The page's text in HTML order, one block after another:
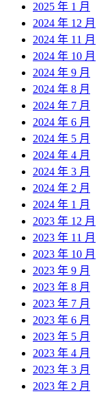
2025 年 1 月
2024 年 12 月
2024 年 11 月
2024 年 10 月
2024 年 9 月
2024 年 8 月
2024 年 7 月
2024 年 6 月
2024 年 5 月
2024 年 4 月
2024 年 3 月
2024 年 2 月
2024 年 1 月
2023 年 12 月
2023 年 11 月
2023 年 10 月
2023 年 9 月
2023 年 8 月
2023 年 7 月
2023 年 6 月
2023 年 5 月
2023 年 4 月
2023 年 3 月
2023 年 2 月